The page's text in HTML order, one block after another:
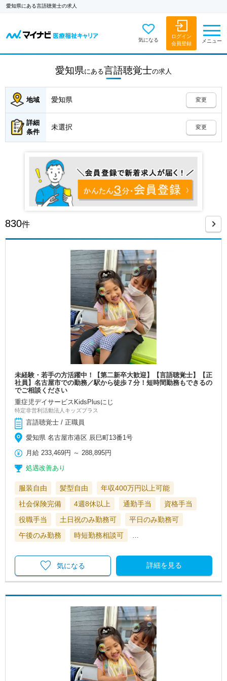
愛知県にある言語聴覚士の求人
気になる
ログイン
会員登録
メニュー
愛知県にある言語聴覚士の求人
地域 愛知県 変更
詳細
条件
未選択 変更
830件
未経験・若手の方活躍中！【第二新卒大歓迎】【言語聴覚士】【正
社員】名古屋市での勤務／駅から徒歩７分！短時間勤務もできるの
でご相談ください
重症児デイサービスKidsPlusにじ
特定非営利活動法人キッズプラス
言語聴覚士 / 正職員
愛知県 名古屋市港区 辰巳町13番1号
月給 233,469円 ～ 288,895円
処遇改善あり
服装自由 髪型自由
年収400万円以上可能
社会保険完備
4週8休以上 通勤手当
資格手当
役職手当
土日祝のみ勤務可
平日のみ勤務可
午後のみ勤務
時短勤務相談可
詳細を見る
気になる